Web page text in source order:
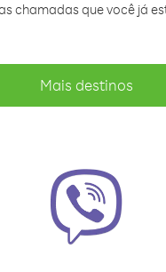
chamadas que você já
Mais destinos